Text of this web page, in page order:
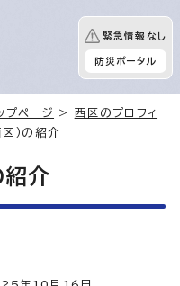
緊急情報なし
防災ポータル
プページ > 西区のプロフィ
）の紹介
紹介